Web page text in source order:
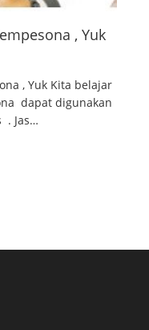
, Yuk
, Yuk Kita belajar
dapat digunakan
. Jas…